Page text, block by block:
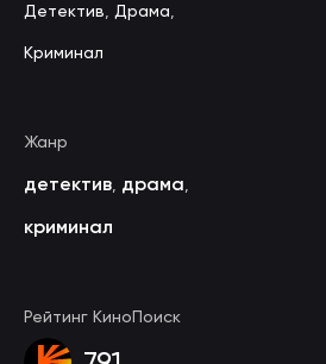
Детектив Драма
Криминал
Жанр
детектив драма
криминал
Рейтинг КиноПоиск